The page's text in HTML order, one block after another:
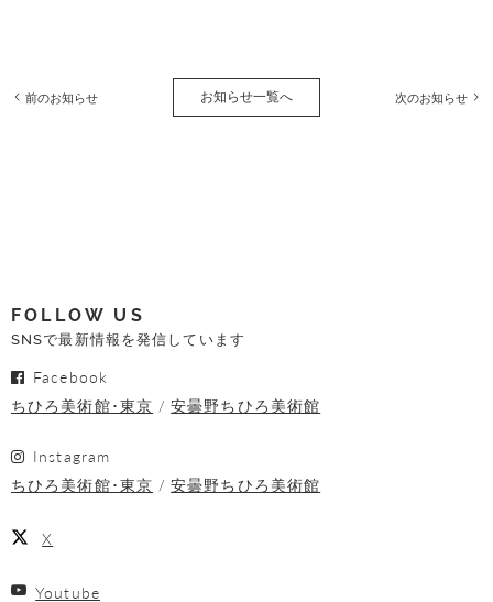
前のお知らせ お知らせ一覧へ 次のお知らせ
FOLLOW US
SNSで最新情報を発信しています
Facebook
ちひろ美術館･東京
安曇野ちひろ美術館
Instagram
ちひろ美術館･東京
安曇野ちひろ美術館
X
Youtube